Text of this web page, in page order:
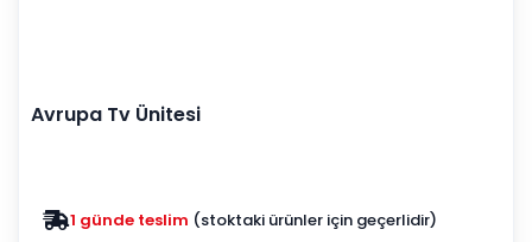
Avrupa Tv Ünitesi
1 günde teslim
(stoktaki ürünler için geçerlidir)
Zam yok 2025 fiyatları devam ediyor